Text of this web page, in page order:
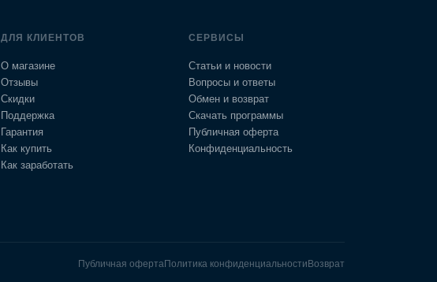
ДЛЯ КЛИЕНТОВ
О магазине
Отзывы
Скидки
Поддержка
Гарантия
Как купить
Как заработать
СЕРВИСЫ
Статьи и новости
Вопросы и ответы
Обмен и возврат
Скачать программы
Публичная оферта
Конфиденциальность
Публичная офертаПолитика конфиденциальности Возврат